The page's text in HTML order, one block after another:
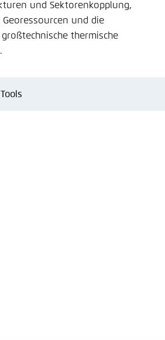
und Sektorenkopplung,
und die
thermische
für diese Webseite im